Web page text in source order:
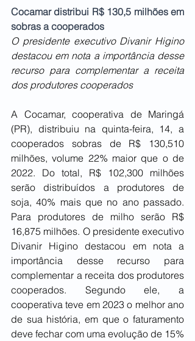
Cocamar distribui R$ 130,5 milhões em
sobras a cooperados
O presidente executivo Divanir Higino
destacou em nota a importância desse
recurso para complementar a receita
dos produtores cooperados
A Cocamar, cooperativa de Maringá
(PR), distribuiu na quinta-feira, 14, a
cooperados sobras de R$ 130,510
milhões, volume 22% maior que o de
2022. Do total, R$ 102,300 milhões
serão distribuídos a produtores de
soja, 40% mais que no ano passado.
Para produtores de milho serão R$
16,875 milhões. O presidente executivo
Divanir Higino destacou em nota a
importância desse recurso para
complementar a receita dos produtores
cooperados. Segundo ele, a
cooperativa teve em 2023 o melhor ano
de sua história, em que o faturamento
deve fechar com uma evolução de 15%